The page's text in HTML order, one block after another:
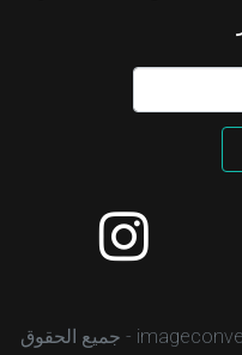
© حقوق الطبع والنشر 2026 imageconvert.org - جميع الحقوق